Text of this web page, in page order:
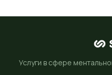
Услуги в сфере